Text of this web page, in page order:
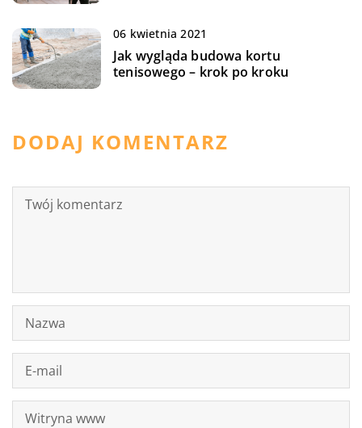
06 kwietnia 2021
Jak wygląda budowa kortu
tenisowego – krok po kroku
DODAJ KOMENTARZ